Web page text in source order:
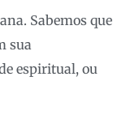
Sabemos que
sua
espiritual, ou